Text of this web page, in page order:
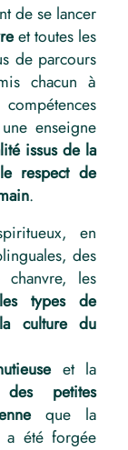
de se lancer
et toutes les
de parcours
chacun à
enseigne
issus de la
le respect de
.
en
des
les
types de
culture du
et la
des petites
que la
été forgée